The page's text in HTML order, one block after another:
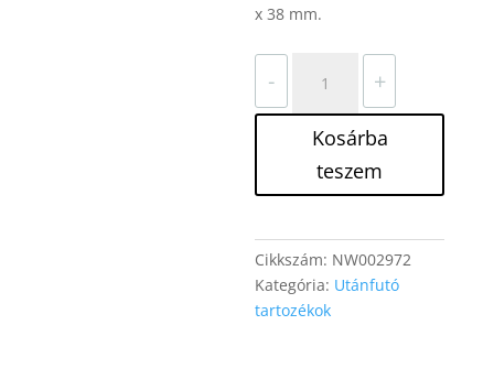
x 38 mm.
-
lámpa
fehér
mennyiség
+
Kosárba
teszem
Cikkszám: NW002972
Kategória: Utánfutó
tartozékok